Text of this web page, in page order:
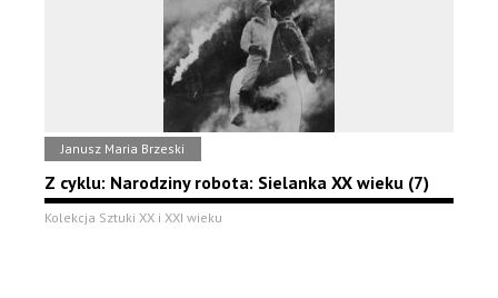
Janusz Maria Brzeski
Z cyklu: Narodziny robota: Sielanka XX wieku (7)
Kolekcja Sztuki XX i XXI wieku